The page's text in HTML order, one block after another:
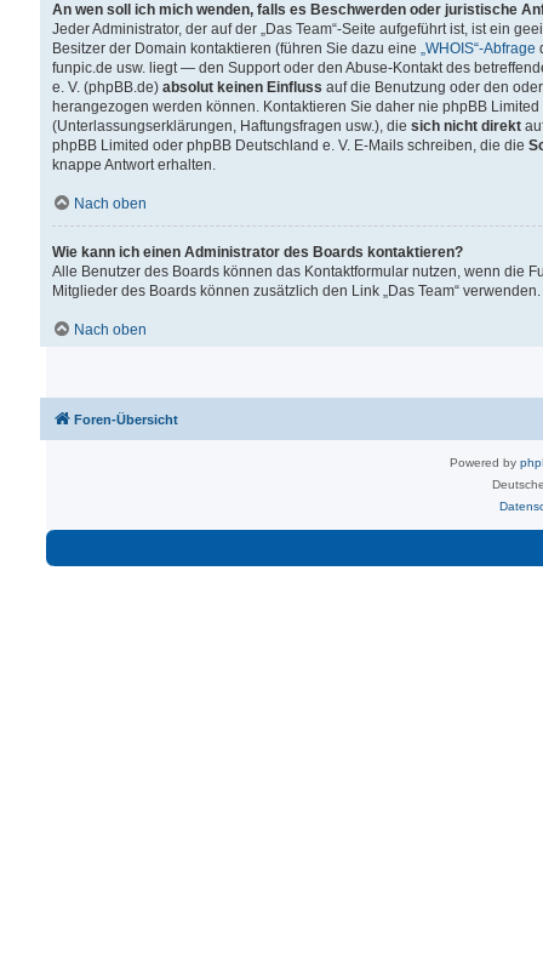
An wen soll ich mich wenden, falls es Beschwerden oder juristische
Jeder Administrator, der auf der „Das Team“-Seite aufgeführt ist, ist ein
Besitzer der Domain kontaktieren (führen Sie dazu eine „WHOIS“-Abfrage
funpic.de usw. liegt — den Support oder den Abuse-Kontakt des
e. V. (phpBB.de) absolut keinen Einfluss auf die Benutzung oder den
herangezogen werden können. Kontaktieren Sie daher nie phpBB
(Unterlassungserklärungen, Haftungsfragen usw.), die sich nicht direkt
phpBB Limited oder phpBB Deutschland e. V. E-Mails schreiben, die die
knappe Antwort erhalten.
Nach oben
Wie kann ich einen Administrator des Boards kontaktieren?
Alle Benutzer des Boards können das Kontaktformular nutzen, wenn die
Mitglieder des Boards können zusätzlich den Link „Das Team“ verwenden.
Nach oben
Foren-Übersicht
Powered by